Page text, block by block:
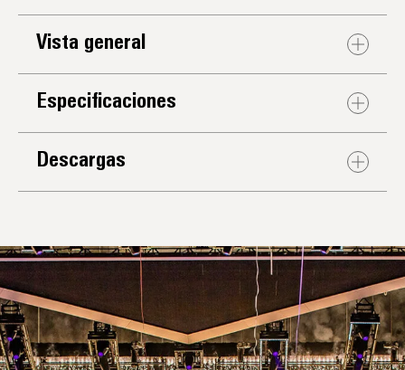
Vista general
Especificaciones
Descargas